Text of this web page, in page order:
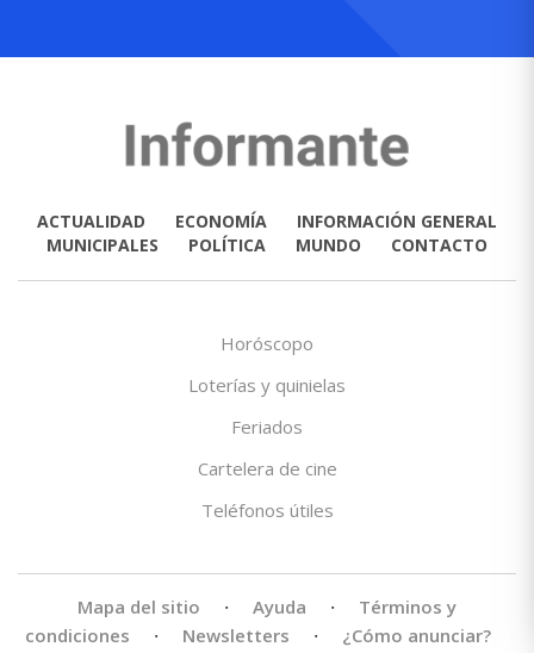
ACTUALIDAD ECONOMÍA
INFORMACIÓN GENERAL
MUNICIPALES
POLÍTICA MUNDO CONTACTO
Horóscopo
Loterías y quinielas
Feriados
Cartelera de cine
Teléfonos útiles
Mapa del sitio · Ayuda ·
Términos y
condiciones
· Newsletters · ¿Cómo anunciar?